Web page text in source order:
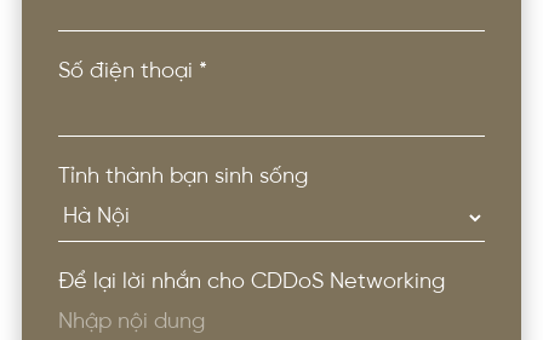
Số điện thoại *
Tỉnh thành bạn sinh sống
Để lại lời nhắn cho CDDoS Networking